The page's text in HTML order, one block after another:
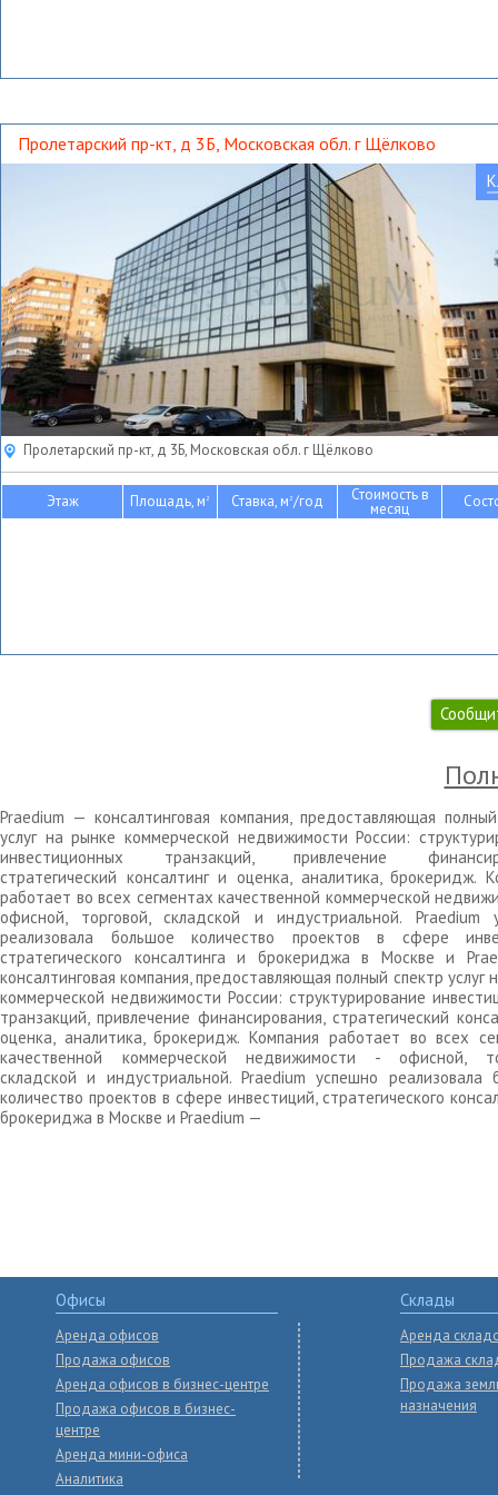
Пролетарский пр-кт, д 3Б, Московская обл. г Щёлково
Пролетарский пр-кт, д 3Б, Московская обл. г Щёлково
Этаж Площадь, м2 Ставка, м2/год Стоимость в
месяц
Praedium — консалтинговая компания, предоставляющая
услуг на рынке коммерческой недвижимости России:
инвестиционных транзакций, привлечение
стратегический консалтинг и оценка, аналитика, брокеридж.
работает во всех сегментах качественной коммерческой
офисной, торговой, складской и индустриальной. Praedium
реализовала большое количество проектов в сфере
стратегического консалтинга и брокериджа в Москве и
консалтинговая компания, предоставляющая полный спектр услуг
коммерческой недвижимости России: структурирование
транзакций, привлечение финансирования, стратегический
оценка, аналитика, брокеридж. Компания работает во всех
качественной коммерческой недвижимости - офисной,
складской и индустриальной. Praedium успешно реализовала
количество проектов в сфере инвестиций, стратегического
брокериджа в Москве и Praedium —
Офисы
Аренда офисов
Продажа офисов
Аренда офисов в бизнес-центре
Продажа офисов в бизнес-
центре
Аренда мини-офиса
Аналитика
Склады
Аренда
Продажа
Продажа
назначения